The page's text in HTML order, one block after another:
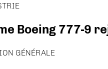
Boeing 777-9
GÉNÉRALE